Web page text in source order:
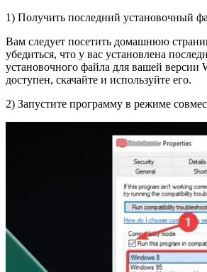
1) Получить последний установочный
Вам следует посетить домашнюю
убедиться, что у вас установлена
установочного файла для вашей версии
доступен, скачайте и используйте его.
2) Запустите программу в режиме